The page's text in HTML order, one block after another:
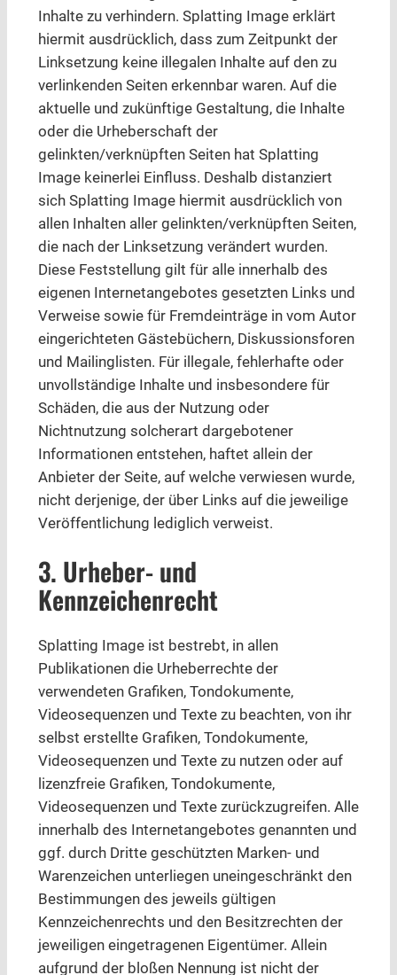
Inhalte zu verhindern. Splatting Image erklärt
hiermit ausdrücklich, dass zum Zeitpunkt der
Linksetzung keine illegalen Inhalte auf den zu
verlinkenden Seiten erkennbar waren. Auf die
aktuelle und zukünftige Gestaltung, die Inhalte
oder die Urheberschaft der
gelinkten/verknüpften Seiten hat Splatting
Image keinerlei Einfluss. Deshalb distanziert
sich Splatting Image hiermit ausdrücklich von
allen Inhalten aller gelinkten/verknüpften Seiten,
die nach der Linksetzung verändert wurden.
Diese Feststellung gilt für alle innerhalb des
eigenen Internetangebotes gesetzten Links und
Verweise sowie für Fremdeinträge in vom Autor
eingerichteten Gästebüchern, Diskussionsforen
und Mailinglisten. Für illegale, fehlerhafte oder
unvollständige Inhalte und insbesondere für
Schäden, die aus der Nutzung oder
Nichtnutzung solcherart dargebotener
Informationen entstehen, haftet allein der
Anbieter der Seite, auf welche verwiesen wurde,
nicht derjenige, der über Links auf die jeweilige
Veröffentlichung lediglich verweist.
3. Urheber- und
Kennzeichenrecht
Splatting Image ist bestrebt, in allen
Publikationen die Urheberrechte der
verwendeten Grafiken, Tondokumente,
Videosequenzen und Texte zu beachten, von ihr
selbst erstellte Grafiken, Tondokumente,
Videosequenzen und Texte zu nutzen oder auf
lizenzfreie Grafiken, Tondokumente,
Videosequenzen und Texte zurückzugreifen. Alle
innerhalb des Internetangebotes genannten und
ggf. durch Dritte geschützten Marken- und
Warenzeichen unterliegen uneingeschränkt den
Bestimmungen des jeweils gültigen
Kennzeichenrechts und den Besitzrechten der
jeweiligen eingetragenen Eigentümer. Allein
aufgrund der bloßen Nennung ist nicht der